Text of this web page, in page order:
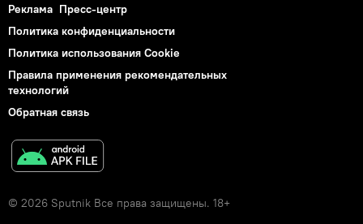
Реклама Пресс-центр
Политика конфиденциальности
Политика использования Cookie
Правила применения рекомендательных
технологий
Обратная связь
© 2026 Sputnik Все права защищены. 18+